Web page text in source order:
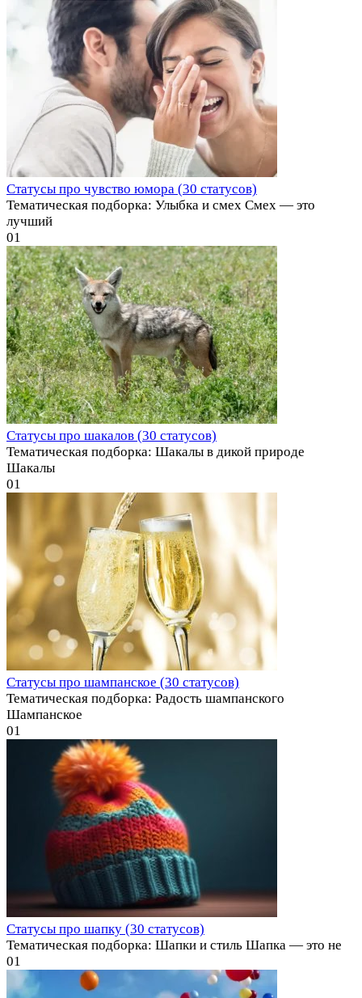
Статусы про чувство юмора (30 статусов)
Тематическая подборка: Улыбка и смех Смех — это
лучший
01
Статусы про шакалов (30 статусов)
Тематическая подборка: Шакалы в дикой природе
Шакалы
01
Статусы про шампанское (30 статусов)
Тематическая подборка: Радость шампанского
Шампанское
01
Статусы про шапку (30 статусов)
Тематическая подборка: Шапки и стиль Шапка — это не
01